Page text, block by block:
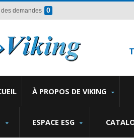
demandes 0
À PROPOS DE VIKING
ESPACE ESG